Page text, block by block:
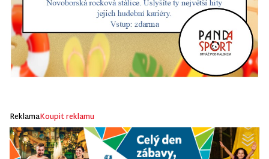
ReklamaKoupit reklamu